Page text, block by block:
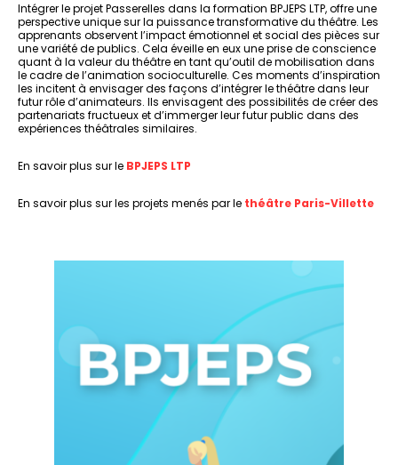
Intégrer le projet Passerelles dans la formation BPJEPS LTP, offre une
perspective unique sur la puissance transformative du théâtre. Les
apprenants observent l’impact émotionnel et social des pièces sur
une variété de publics. Cela éveille en eux une prise de conscience
quant à la valeur du théâtre en tant qu’outil de mobilisation dans
le cadre de l’animation socioculturelle. Ces moments d’inspiration
les incitent à envisager des façons d’intégrer le théâtre dans leur
futur rôle d’animateurs. Ils envisagent des possibilités de créer des
partenariats fructueux et d’immerger leur futur public dans des
expériences théâtrales similaires.
En savoir plus sur le BPJEPS LTP
En savoir plus sur les projets menés par le théâtre Paris-Villette